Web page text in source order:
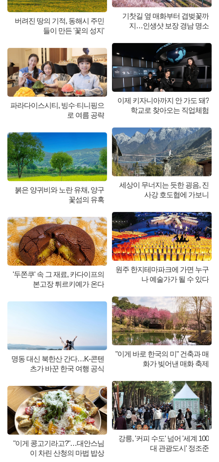
버려진 땅의 기적, 동해시 주민
들이 만든 '꽃의 성지'
파라다이스시티, 빙수·티니핑으
로 여름 공략
붉은 양귀비와 노란 유채, 양구
꽃섬의 유혹
'두쫀쿠' 속 그 재료, 카다이프의
본고장 튀르키예가 온다
명동 대신 북한산 간다…K-콘텐
츠가 바꾼 한국 여행 공식
"이게 콩고기라고?"…대안스님
이 차린 산청의 마법 밥상
기찻길 옆 매화부터 겹벚꽃까
지…인생샷 보장 경남 명소
이제 키자니아까지 안 가도 돼?
학교로 찾아오는 직업체험
세상이 무너지는 듯한 굉음, 진
사강 호도협에 가보니
원주 한지테마파크에 가면 누구
나 예술가가 될 수 있다
"이게 바로 한국의 미" 건축과 매
화가 빚어낸 매화 축제
강릉, '커피 수도' 넘어 '세계 100
대 관광도시' 정조준